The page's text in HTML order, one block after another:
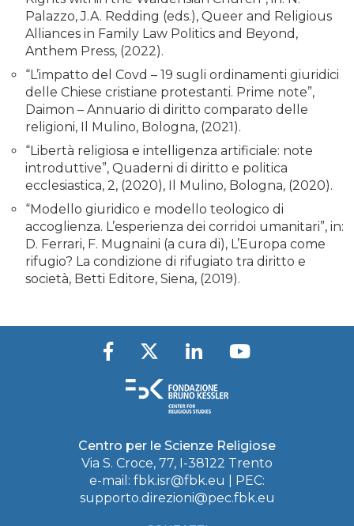
Palazzo, J.A. Redding (eds.), Queer and Religious
Alliances in Family Law Politics and Beyond,
Anthem Press, (2022).
“L’impatto del Covd – 19 sugli ordinamenti giuridici
delle Chiese cristiane protestanti. Prime note”,
Daimon – Annuario di diritto comparato delle
religioni, Il Mulino, Bologna, (2021).
“Libertà religiosa e intelligenza artificiale: note
introduttive”, Quaderni di diritto e politica
ecclesiastica, 2, (2020), Il Mulino, Bologna, (2020).
“Modello giuridico e modello teologico di
accoglienza. L’esperienza dei corridoi umanitari”, in:
D. Ferrari, F. Mugnaini (a cura di), L’Europa come
rifugio? La condizione di rifugiato tra diritto e
società, Betti Editore, Siena, (2019).
Centro per le Scienze Religiose
Via S. Croce, 77, I-38122 Trento
e-mail: fbk.isr@fbk.eu
| PEC:
supporto.direzioni@pec.fbk.eu